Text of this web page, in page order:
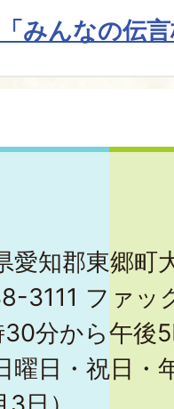
みんなの伝
知郡東郷町
3111 ファ
分から午後
曜日・祝日・